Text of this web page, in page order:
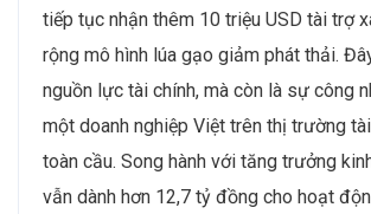
tiếp tục nhận thêm 10 triệu USD tài trợ
rộng mô hình lúa gạo giảm phát thải.
nguồn lực tài chính, mà còn là sự công
một doanh nghiệp Việt trên thị trường
toàn cầu. Song hành với tăng trưởng
vẫn dành hơn 12,7 tỷ đồng cho hoạt